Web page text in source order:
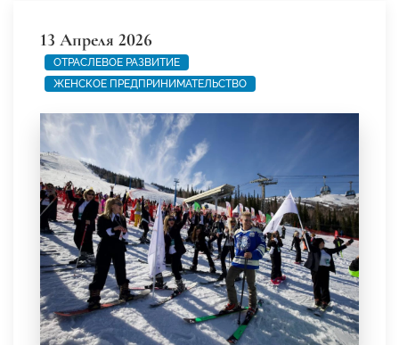
13 Апреля 2026
ОТРАСЛЕВОЕ РАЗВИТИЕ
ЖЕНСКОЕ ПРЕДПРИНИМАТЕЛЬСТВО